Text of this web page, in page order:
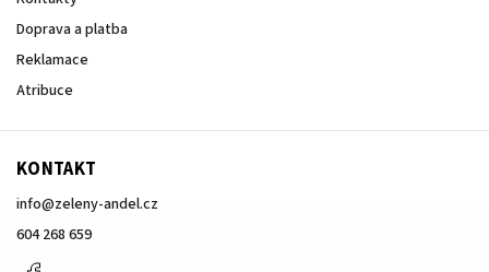
Doprava a platba
Reklamace
Atribuce
KONTAKT
info@zeleny-andel.cz
604 268 659